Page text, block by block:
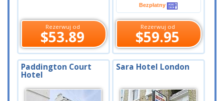
Rezerwuj od
$53.89
Bezpłatny
Rezerwuj od
$59.95
Paddington Court
Hotel
Sara Hotel London